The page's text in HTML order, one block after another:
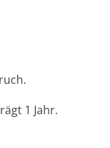
1 Jahr.